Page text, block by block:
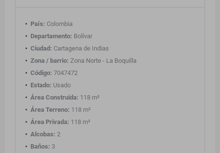
País: Colombia
Departamento: Bolívar
Ciudad: Cartagena de Indias
Zona / barrio: Zona Norte - La Boquilla
Código: 7047472
Estado: Usado
Área Construida: 118 m²
Área Terreno: 118 m²
Área Privada: 118 m²
Alcobas: 2
Baños: 3